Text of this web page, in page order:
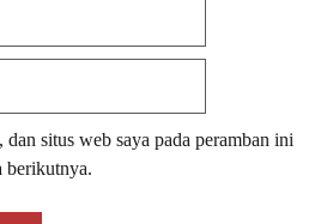
dan situs web saya pada peramban ini
berikutnya.